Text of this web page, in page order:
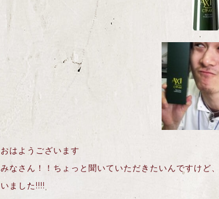
おはようございます
みなさん！！ちょっと聞いていただきたいんですけど
いました!!!!